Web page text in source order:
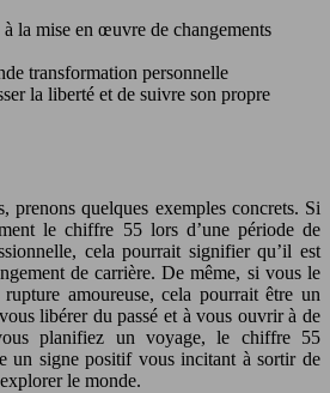
la mise en œuvre de changements
transformation personnelle
la liberté et de suivre son propre
prenons quelques exemples concrets. Si
le chiffre 55 lors d’une période de
cela pourrait signifier qu’il est
de carrière. De même, si vous le
amoureuse, cela pourrait être un
libérer du passé et à vous ouvrir à de
planifiez un voyage, le chiffre 55
un signe positif vous incitant à sortir de
le monde.